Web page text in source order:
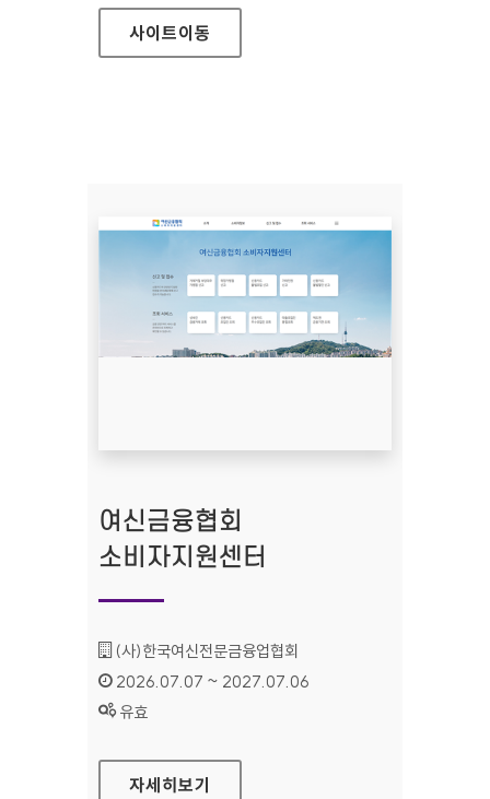
사이트이동
여신금융협회
소비자지원센터
기관명 :
(사)한국여신전문금융업협회
인증기간 :
2026.07.07 ~ 2027.07.06
상태 :
유효
여신금융협회 소비자지원센터
자세히보기